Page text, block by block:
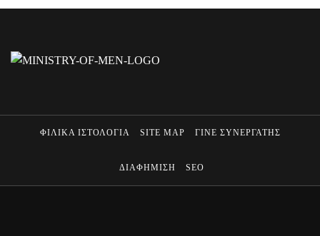
ΦΙΛΙΚΑ ΙΣΤΟΛΟΓΙΑ SITE MAP ΓΙΝΕ ΣΥΝΕΡΓΑΤΗΣ
ΔΙΑΦΗΜΙΣΗ SEO